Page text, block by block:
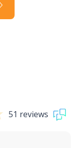
51 reviews